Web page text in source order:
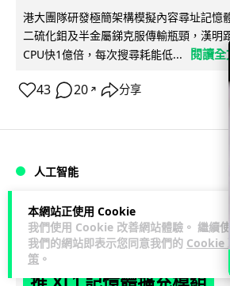
本網站正使用 Cookie
我們使用 Cookie 改善網站體驗。 繼續
我們的網站即表示您同意我們的 Cookie
策 。
港大團隊研發極簡架構模擬內容尋址記憶
二硫化鉬及半金屬銻克服傳輸瓶頸，漢明
CPU快1億倍，每次搜尋耗能低...
閱讀全文
43 20 ↗ 分享
人工智能
Lawton 1 日
靠快閃記憶體紓緩 DRAM